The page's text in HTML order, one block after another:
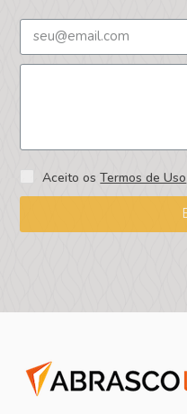
Aceito osTermos de Uso